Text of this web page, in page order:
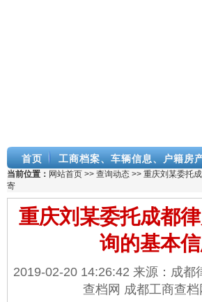
首页 工商档案、车辆信息、户籍房
当前位置： 网站首页 >> 查询动态 >> 重庆刘某委托
寄
重庆刘某委托成都
询的基本
2019-02-20 14:26:42 来源：成
查档网 成都工商查